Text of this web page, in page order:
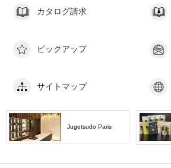
カタログ請求
ピックアップ
サイトマップ
Jugetsudo Paris